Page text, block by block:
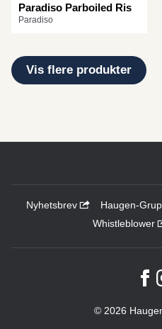
Paradiso Parboiled Ris
Paradiso
Vis flere produkter
Nyhetsbrev Haugen-
Whistleblower
© 2026